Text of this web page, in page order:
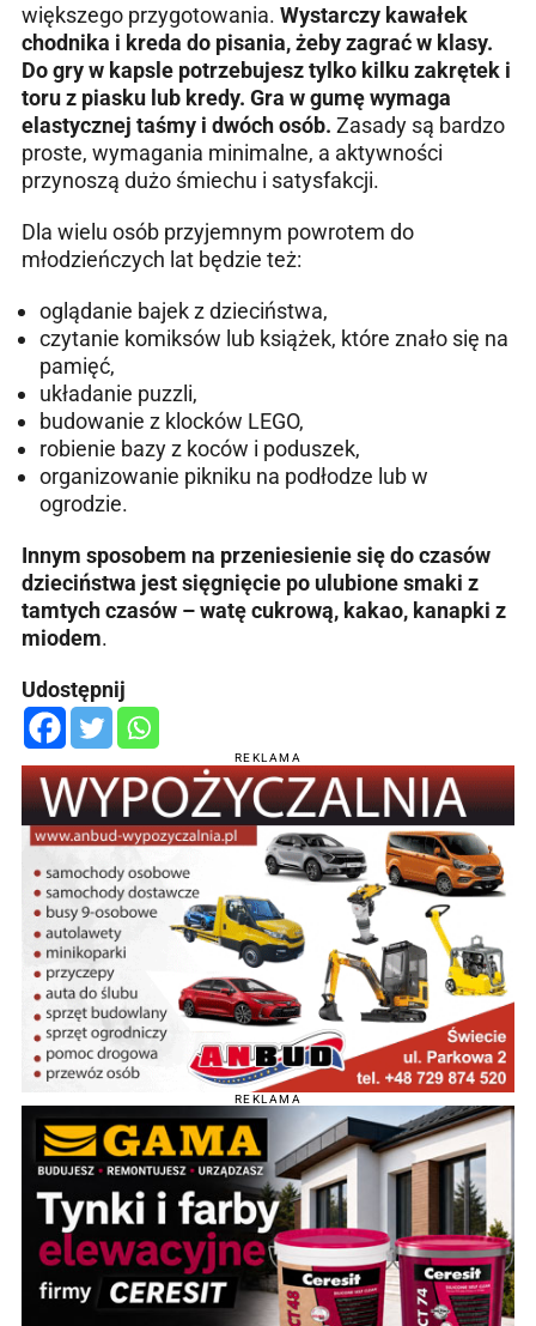
większego przygotowania. Wystarczy kawałek
chodnika i kreda do pisania, żeby zagrać w klasy.
Do gry w kapsle potrzebujesz tylko kilku zakrętek i
toru z piasku lub kredy. Gra w gumę wymaga
elastycznej taśmy i dwóch osób. Zasady są bardzo
proste, wymagania minimalne, a aktywności
przynoszą dużo śmiechu i satysfakcji.
Dla wielu osób przyjemnym powrotem do
młodzieńczych lat będzie też:
oglądanie bajek z dzieciństwa,
czytanie komiksów lub książek, które znało się na
pamięć,
układanie puzzli,
budowanie z klocków LEGO,
robienie bazy z koców i poduszek,
organizowanie pikniku na podłodze lub w
ogrodzie.
Innym sposobem na przeniesienie się do czasów
dzieciństwa jest sięgnięcie po ulubione smaki z
tamtych czasów – watę cukrową, kakao, kanapki z
miodem.
Udostępnij
REKLAMA
REKLAMA